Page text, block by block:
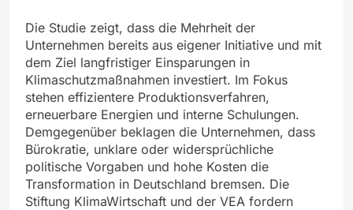
Die Studie zeigt, dass die Mehrheit der
Unternehmen bereits aus eigener Initiative und mit
dem Ziel langfristiger Einsparungen in
Klimaschutzmaßnahmen investiert. Im Fokus
stehen effizientere Produktionsverfahren,
erneuerbare Energien und interne Schulungen.
Demgegenüber beklagen die Unternehmen, dass
Bürokratie, unklare oder widersprüchliche
politische Vorgaben und hohe Kosten die
Transformation in Deutschland bremsen. Die
Stiftung KlimaWirtschaft und der VEA fordern